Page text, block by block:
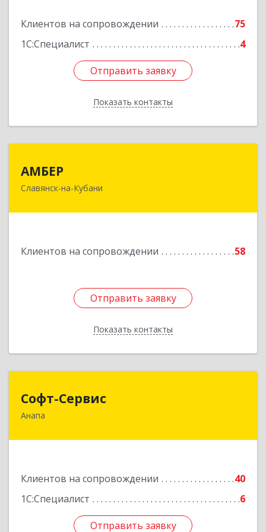
Клиентов на сопровождении
75
1С:Специалист
4
Отправить заявку
Показать контакты
Отправить заявку
Назад
АМБЕР
Славянск-на-Кубани
Клиентов на сопровождении 58
Отправить заявку
Показать контакты
353562, Краснодарский край, Славянский р-н,
Отправить заявку
Назад
Софт-Сервис
Анапа
Клиентов на сопровождении
40
1С:Специалист
6
Отправить заявку
353440, Краснодарский край, Анапский р-н,
Отправить заявку